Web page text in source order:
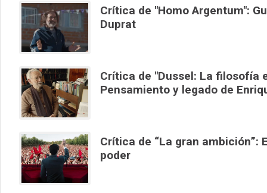
Crítica de "Homo Argentum":
Duprat
Crítica de "Dussel: La filosofía
Pensamiento y legado de
Crítica de “La gran ambición”:
poder